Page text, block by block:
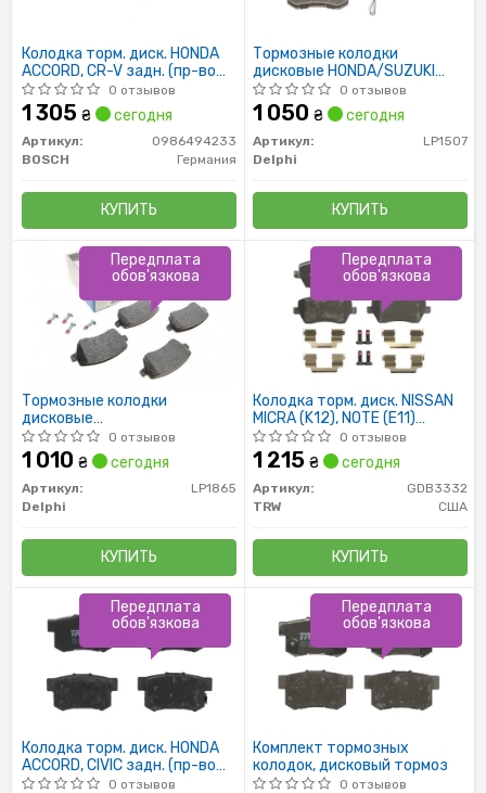
Колодка торм. диск. HONDA
ACCORD, CR-V задн. (пр-во
Bosch)
0 отзывов
1 305 ₴ сегодня
Артикул:
0986494233
BOSCH
Германия
КУПИТЬ
Тормозные колодки
дисковые HONDA/SUZUKI
Accord/Civiv/SX4 "R "06>>
0 отзывов
1 050 ₴ сегодня
Артикул:
LP1507
Delphi
КУПИТЬ
Тормозные колодки
дисковые
NISSAN/RENAULT/SUZUKI
Micra/Modus/Clio/Swift "F
"02>>
0 отзывов
1 010 ₴ сегодня
Артикул:
LP1865
Delphi
КУПИТЬ
Передплата
обов'язкова
Колодка торм. диск. NISSAN
MICRA (K12), NOTE (E11)
передн. (пр-во TRW)
0 отзывов
1 215 ₴ сегодня
Артикул:
GDB3332
TRW
США
КУПИТЬ
Передплата
обов'язкова
Колодка торм. диск. HONDA
ACCORD, CIVIC задн. (пр-во
TRW)
0 отзывов
Передплата
обов'язкова
Комплект тормозных
колодок, дисковый тормоз
0 отзывов
Передплата
обов'язкова